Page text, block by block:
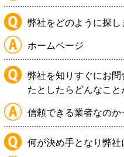
弊社をどのように探し
ホームページ
弊社を知りすぐにお
たとしたらどんなこと
信頼できる業者なのか
何が決め手となり弊社